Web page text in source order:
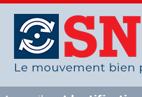
Panneau de gestion des cookies